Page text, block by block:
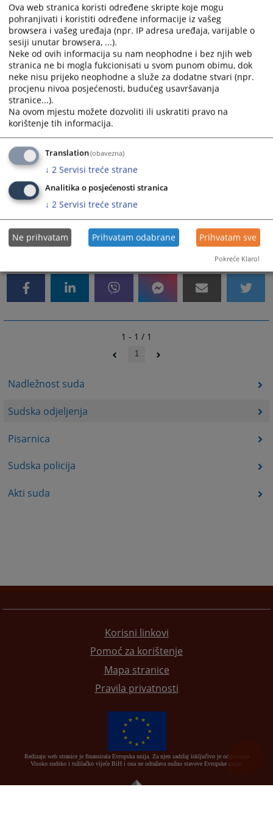
Nadležnost suda
Sudska odjeljenja
Pisarnica
Sudska policija
Akti suda
tehničke i pomoćne poslove
3. Odjeljenje zemljišnoknjižne kancelarije
Poslove iz djelokruga rada organizacione jedinice
sudijskih poslova obavljaju:
a) krivično odjeljenje
b) građansko odjeljenje (parnično i vanparnično
odjeljenje),
c) prekršajno odjeljenje
Više informacija možete naći u Pravilniku o unutrašnjoj
organizaciji i sistematizaciji radnih mjesta u Osnovnom
sudu u Novom Gradu a koji se nalazi u "Akti suda".
1325PREGLEDA
1 - 1 / 1
1
Korisni linkovi
Pomoć za korištenje
Mapa stranice
Pravila privatnosti
Redizajn web stranice je finansirala Evropska unija. Za njen sadržaj isključivo je odgovorno
Visoko sudsko i tužilačko vijeće BiH i ona ne odražava nužno stavove Evropske unije.
Ova web stranica koristi određene skripte koje mogu
pohranjivati i koristiti određene informacije iz vašeg
browsera i vašeg uređaja (npr. IP adresa uređaja, varijable o
sesiji unutar browsera, ...).
Neke od ovih informacija su nam neophodne i bez njih web
stranica ne bi mogla fukcionisati u svom punom obimu, dok
neke nisu prijeko neophodne a služe za dodatne stvari (npr.
procjenu nivoa posjećenosti, budućeg usavršavanja
stranice...).
Na ovom mjestu možete dozvoliti ili uskratiti pravo na
korištenje tih informacija.
Translation(obavezna)
↓ 2 Servisi treće strane
Analitika o posjećenosti stranica
↓ 2 Servisi treće strane
Ne prihvatam Prihvatam odabrane Prihvatam sve
Pokreće Klaro!